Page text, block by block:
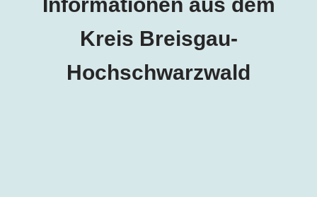
Informationen aus dem
Kreis Breisgau-
Hochschwarzwald